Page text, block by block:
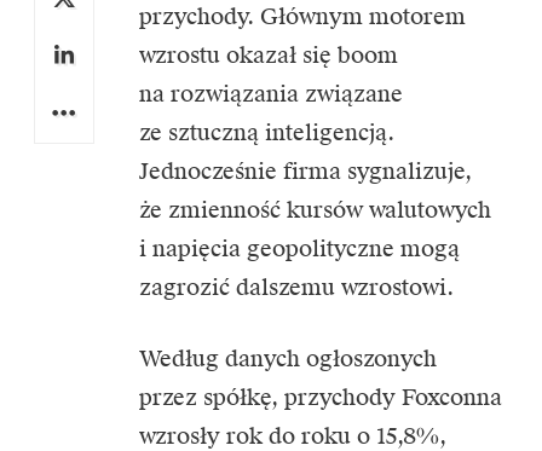
przychody. Głównym motorem
wzrostu okazał się boom
na rozwiązania związane
ze sztuczną inteligencją.
Jednocześnie firma sygnalizuje,
że zmienność kursów walutowych
i napięcia geopolityczne mogą
zagrozić dalszemu wzrostowi.
Według danych ogłoszonych
przez spółkę, przychody Foxconna
wzrosły rok do roku o 15,8%,